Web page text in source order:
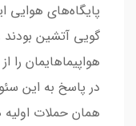
پایگاه‌های هوایی
گویی آتشین بودند
هواپیماهایمان
در پاسخ به این
همان حملات اولیه